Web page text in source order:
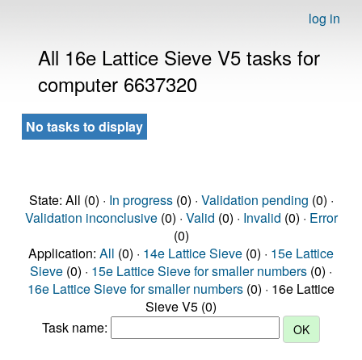
log in
All 16e Lattice Sieve V5 tasks for
computer 6637320
No tasks to display
State: All (0) · In progress(0) · Validation pending (0) ·
Validation inconclusive(0) · Valid (0) · Invalid (0) · Error
(0)
Application: All (0) · 14e Lattice Sieve (0) · 15e Lattice
Sieve (0) · 15e Lattice Sieve for smaller numbers (0) ·
16e Lattice Sieve for smaller numbers (0) · 16e Lattice
Sieve V5 (0)
Task name: